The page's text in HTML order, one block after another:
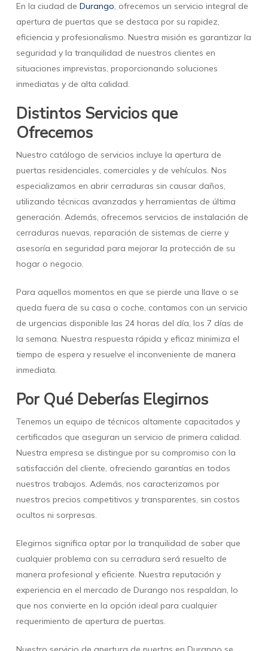
En la ciudad de Durango, ofrecemos un servicio integral de
apertura de puertas que se destaca por su rapidez,
eficiencia y profesionalismo. Nuestra misión es garantizar la
seguridad y la tranquilidad de nuestros clientes en
situaciones imprevistas, proporcionando soluciones
inmediatas y de alta calidad.
Distintos Servicios que
Ofrecemos
Nuestro catálogo de servicios incluye la apertura de
puertas residenciales, comerciales y de vehículos. Nos
especializamos en abrir cerraduras sin causar daños,
utilizando técnicas avanzadas y herramientas de última
generación. Además, ofrecemos servicios de instalación de
cerraduras nuevas, reparación de sistemas de cierre y
asesoría en seguridad para mejorar la protección de su
hogar o negocio.
Para aquellos momentos en que se pierde una llave o se
queda fuera de su casa o coche, contamos con un servicio
de urgencias disponible las 24 horas del día, los 7 días de
la semana. Nuestra respuesta rápida y eficaz minimiza el
tiempo de espera y resuelve el inconveniente de manera
inmediata.
Por Qué Deberías Elegirnos
Tenemos un equipo de técnicos altamente capacitados y
certificados que aseguran un servicio de primera calidad.
Nuestra empresa se distingue por su compromiso con la
satisfacción del cliente, ofreciendo garantías en todos
nuestros trabajos. Además, nos caracterizamos por
nuestros precios competitivos y transparentes, sin costos
ocultos ni sorpresas.
Elegirnos significa optar por la tranquilidad de saber que
cualquier problema con su cerradura será resuelto de
manera profesional y eficiente. Nuestra reputación y
experiencia en el mercado de Durango nos respaldan, lo
que nos convierte en la opción ideal para cualquier
requerimiento de apertura de puertas.